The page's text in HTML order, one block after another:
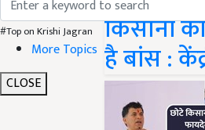
#Top on Krishi Jagran
More Topics
CLOSE
किसानों
है बांस :